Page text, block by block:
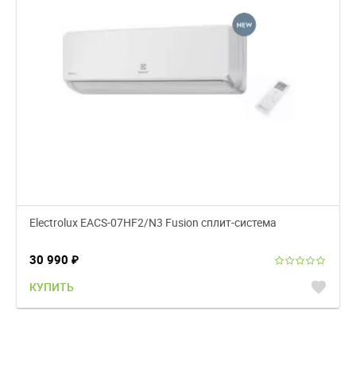
Electrolux EACS-07HF2/N3 Fusion сплит-система
30 990 ₽
КУПИТЬ favorite